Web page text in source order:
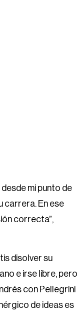
mi punto de
carrera. En ese
correcta”,
disolver su
e irse libre, pero
con Pellegrini
de ideas es